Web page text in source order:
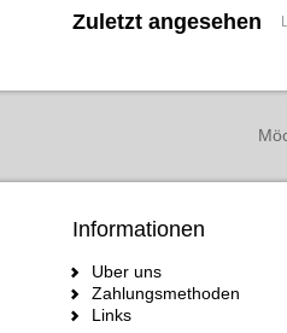
Zuletzt angesehen
Informationen
Uber uns
Zahlungsmethoden
Links